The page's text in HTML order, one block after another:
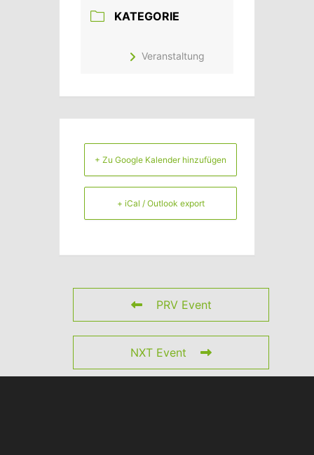
KATEGORIE
Veranstaltung
+ Zu Google Kalender hinzufügen
+ iCal / Outlook export
PRV Event
NXT Event